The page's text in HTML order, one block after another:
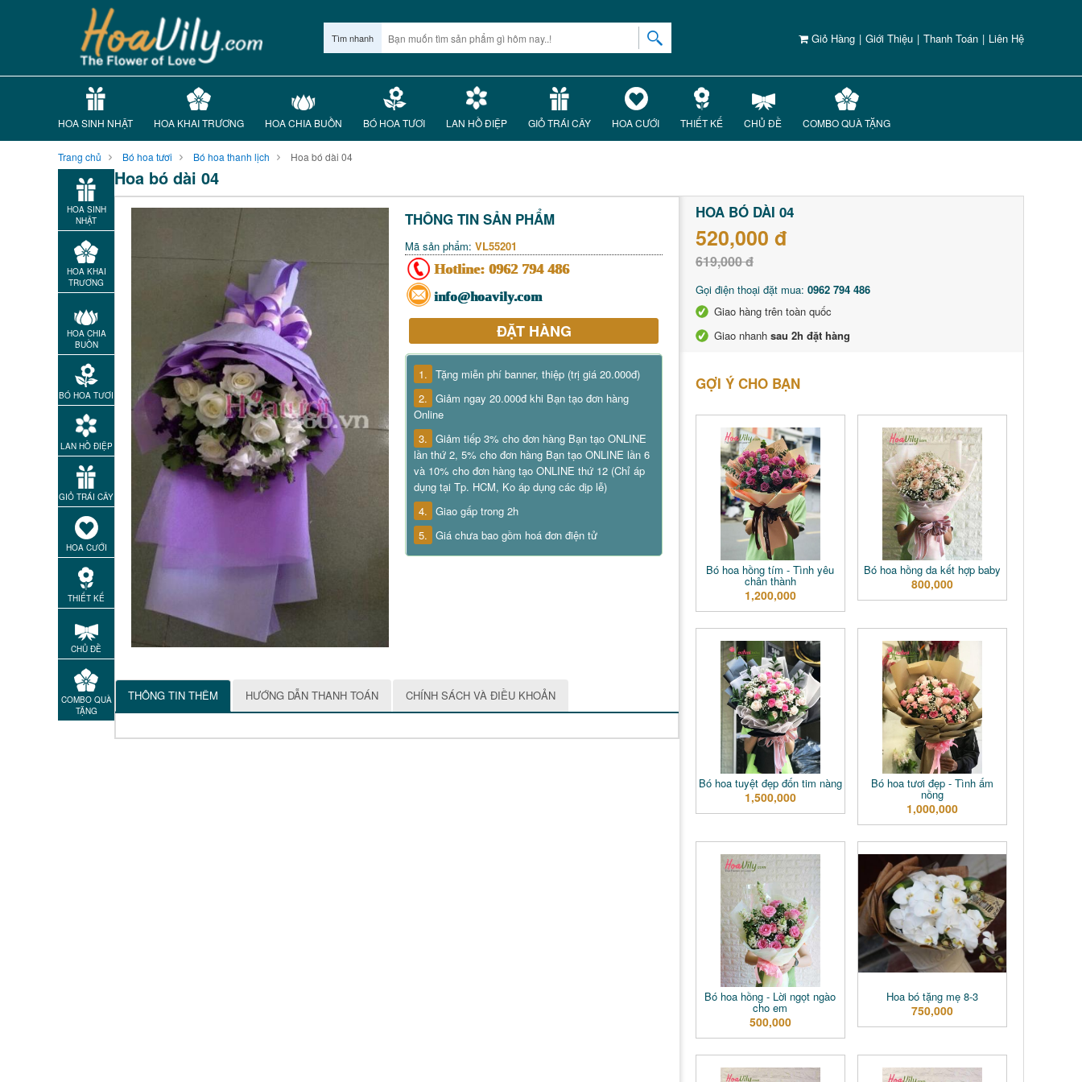
Giỏ Hàng | Giới Thiệu | Thanh Toán | Liên Hệ
Tìm nhanh
HOA SINH NHẬT HOA KHAI TRƯƠNG HOA CHIA BUỒN BÓ HOA TƯƠI LAN HỒ ĐIỆP GIỎ TRÁI CÂY HOA CƯỚI THIẾT KẾ CHỦ ĐỀ COMBO QUÀ TẶNG
Trang chủ Bó hoa tươi Bó hoa thanh lịch Hoa bó dài 04
HOA SINH
NHẬT
HOA KHAI
TRƯƠNG
HOA CHIA
BUỒN
BÓ HOA TƯƠI
LAN HỒ ĐIỆP
GIỎ TRÁI CÂY
HOA CƯỚI
THIẾT KẾ
CHỦ ĐỀ
COMBO QUÀ
TẶNG
Hoa bó dài 04
THÔNG TIN SẢN PHẨM
Mã sản phẩm: VL55201
Hotline: 0962 794 486
info@hoavily.com
ĐẶT HÀNG
1. Tặng miễn phí banner, thiệp (trị giá 20.000đ)
2. Giảm ngay 20.000đ khi Bạn tạo đơn hàng
Online
3. Giảm tiếp 3% cho đơn hàng Bạn tạo ONLINE
lần thứ 2, 5% cho đơn hàng Bạn tạo ONLINE lần 6
và 10% cho đơn hàng tạo ONLINE thứ 12 (Chỉ áp
dụng tại Tp. HCM, Ko áp dụng các dịp lễ)
4. Giao gấp trong 2h
5. Giá chưa bao gồm hoá đơn điện tử
THÔNG TIN THÊM HƯỚNG DẪN THANH TOÁN CHÍNH SÁCH VÀ ĐIỀU KHOẢN
HOA BÓ DÀI 04
520,000 đ
619,000 đ
Gọi điện thoại đặt mua: 0962 794 486
Giao hàng trên toàn quốc
Giao nhanh sau 2h đặt hàng
GỢI Ý CHO BẠN
Bó hoa hồng tím - Tình yêu
chân thành
1,200,000
Bó hoa hồng da kết hợp baby
800,000
Bó hoa tuyệt đẹp đốn tim nàng
1,500,000
Bó hoa tươi đẹp - Tình ấm
nồng
1,000,000
Bó hoa hồng - Lời ngọt ngào
cho em
500,000
Hoa bó tặng mẹ 8-3
750,000